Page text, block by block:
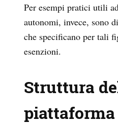
Per esempi pratici utili
autonomi, invece, sono
che specificano per tali
esenzioni.
Struttura
piattaforma